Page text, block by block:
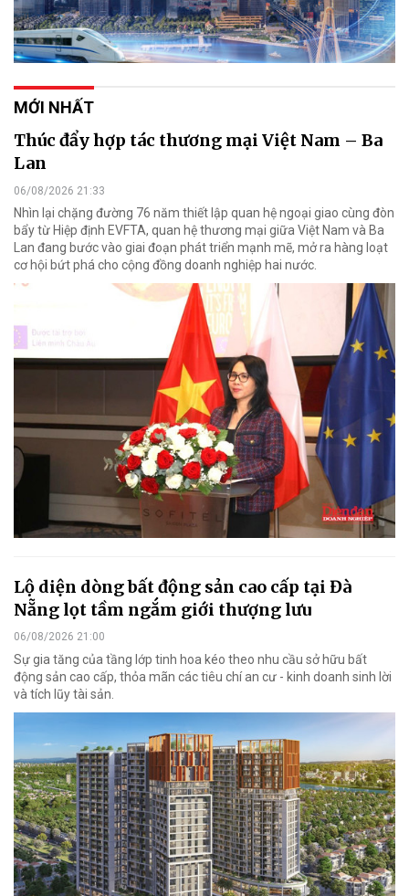
MỚI NHẤT
Thúc đẩy hợp tác thương mại Việt Nam – Ba
Lan
06/08/2026 21:33
Nhìn lại chặng đường 76 năm thiết lập quan hệ ngoại giao cùng đòn
bẩy từ Hiệp định EVFTA, quan hệ thương mại giữa Việt Nam và Ba
Lan đang bước vào giai đoạn phát triển mạnh mẽ, mở ra hàng loạt
cơ hội bứt phá cho cộng đồng doanh nghiệp hai nước.
Lộ diện dòng bất động sản cao cấp tại Đà
Nẵng lọt tầm ngắm giới thượng lưu
06/08/2026 21:00
Sự gia tăng của tầng lớp tinh hoa kéo theo nhu cầu sở hữu bất
động sản cao cấp, thỏa mãn các tiêu chí an cư - kinh doanh sinh lời
và tích lũy tài sản.